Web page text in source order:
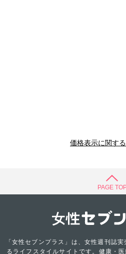
価格表示に関す
PAGE
「女性セブンプラス」は、女性週刊誌
るライフスタイルサイトです。健康・